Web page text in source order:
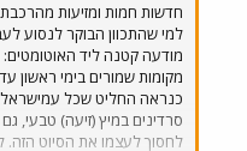
חדשות חמות ומזיעות מהרכבת
למי שהתכוון הבוקר לנסוע
מודעה קטנה ליד
כנראה החליט שכל עמישראל
סרדינים במיץ (זיעה) טבעי,
לחסוך לעצמו את הסיוט הזה.